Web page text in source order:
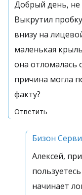
Добрый день, не
Выкрутил
внизу на
маленькая
она отломалась
причина могла
факту?
Ответить
Бизон
Алексей,
начинает